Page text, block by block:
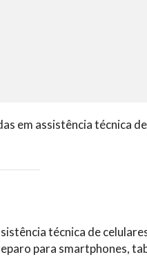
em assistência técnica
técnica de
para smartphones,